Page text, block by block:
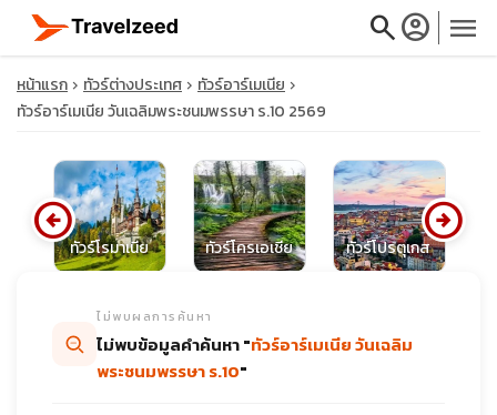
searchaccount_circle menu
close
travel_explore
search
หน้าแรก ทัวร์ต่างประเทศ
ทัวร์อาร์เมเนีย
ทัวร์อาร์เมเนีย วันเฉลิมพระชนมพรรษา ร.10 2569
ทัวร์โรมาเนีย ทัวร์โครเอเชีย ทัวร์โปรตุเกส
arrow_circle_left arrow_circle_right
ไม่พบผลการค้นหา
ไม่พบข้อมูลคำค้นหา "ทัวร์อาร์เมเนีย วันเฉลิม
พระชนมพรรษา ร.10"